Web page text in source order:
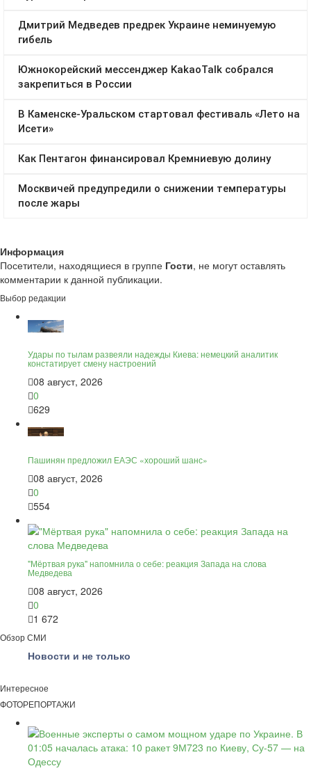
Информация
Посетители, находящиеся в группе Гости, не могут оставлять
комментарии к данной публикации.
Выбор редакции
Удары по тылам развеяли надежды Киева: немецкий аналитик
констатирует смену настроений
08 август, 2026
0
629
Пашинян предложил ЕАЭС «хороший шанс»
08 август, 2026
0
554
"Мёртвая рука" напомнила о себе: реакция Запада на слова
Медведева
08 август, 2026
0
1 672
Обзор СМИ
Новости и не только
Интересное
ФОТОРЕПОРТАЖИ